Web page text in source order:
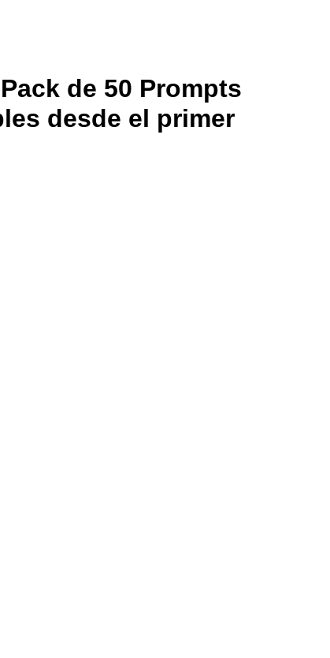
de 50 Prompts
desde el primer